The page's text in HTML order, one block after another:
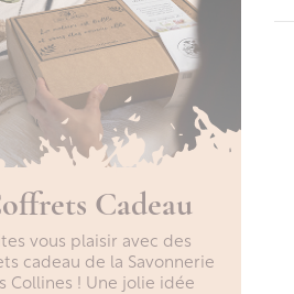
Cadeau
vous plaisir avec des
cadeau de la Savonnerie
Collines ! Une jolie idée